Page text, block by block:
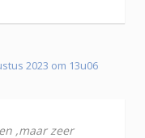
2023 om 13u06
,maar zeer